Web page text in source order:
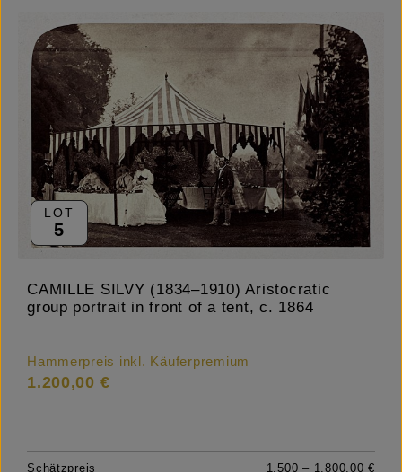
LOT
5
CAMILLE SILVY (1834–1910) Aristocratic
group portrait in front of a tent, c. 1864
Hammerpreis inkl. Käuferpremium
1.200,00 €
Schätzpreis 1.500 – 1.800,00 €